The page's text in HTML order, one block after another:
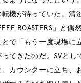
機が待っていた。清
ROASTERS」と偶
とで「もう一度現場に
てきたのだ。SVとし
カウンターに立ち、